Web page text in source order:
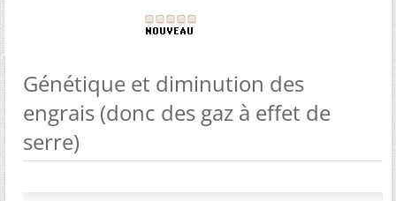
Génétique et diminution des
engrais (donc des gaz à effet de
serre)